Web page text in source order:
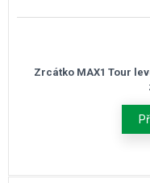
Zrcátko MAX1 Tour